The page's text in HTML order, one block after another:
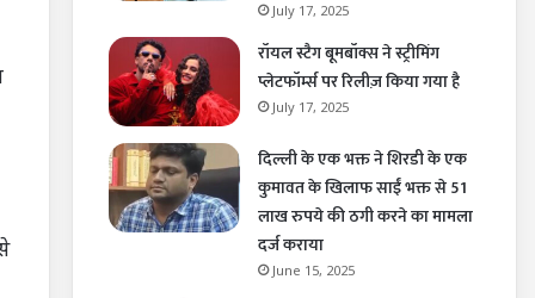
July 17, 2025
रॉयल स्टैग बूमबॉक्स ने स्ट्रीमिंग
प्लेटफॉर्म्स पर रिलीज़ किया गया है
July 17, 2025
दिल्ली के एक भक्त ने शिरडी के एक
कुमावत के खिलाफ साईं भक्त से 51
लाख रुपये की ठगी करने का मामला
दर्ज कराया
June 15, 2025